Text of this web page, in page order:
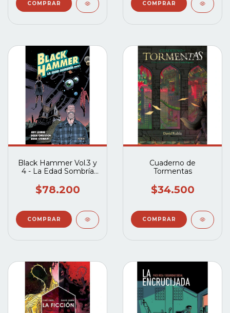
Black Hammer Vol.3 y
4 - La Edad Sombría
$78.200
Cuaderno de
Tormentas
$34.500